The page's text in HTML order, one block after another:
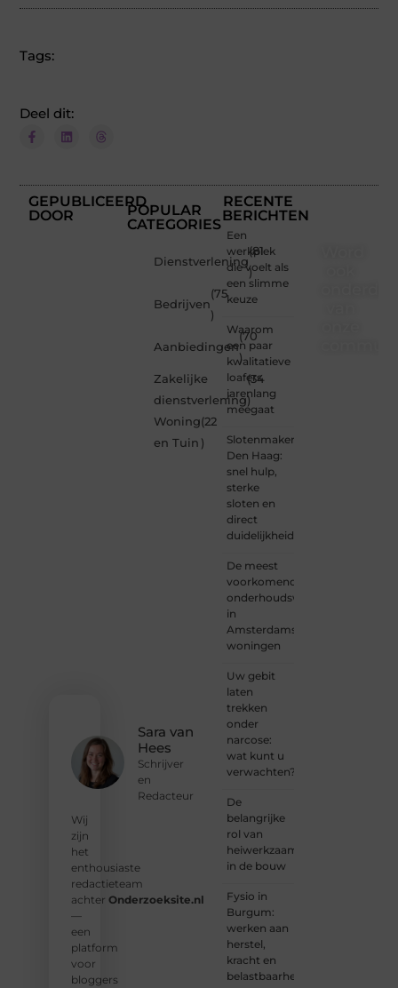
Tags:
Deel dit:
GEPUBLICEERD
DOOR
Sara van
Hees
Schrijver
en
Redacteur
Wij
zijn
het
enthousiaste
redactieteam
achter Onderzoeksite.nl
—
een
platform
voor
bloggers
POPULAR
CATEGORIES
Dienstverlening
(81
)
Bedrijven
(75
)
Aanbiedingen
(70
)
Zakelijke
dienstverlening
(34
)
Woning
en Tuin
(22
)
RECENTE
BERICHTEN
Een
werkplek
die voelt als
een slimme
keuze
Waarom
een paar
kwalitatieve
loafers
jarenlang
meegaat
Slotenmaker
Den Haag:
snel hulp,
sterke
sloten en
direct
duidelijkheid
De meest
voorkomende
onderhoudswerkzaamheden
in
Amsterdamse
woningen
Uw gebit
laten
trekken
onder
narcose:
wat kunt u
verwachten?
De
belangrijke
rol van
heiwerkzaamheden
in de bouw
Fysio in
Burgum:
werken aan
herstel,
kracht en
belastbaarheid